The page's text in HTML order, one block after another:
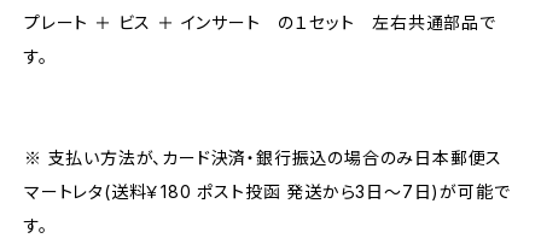
プレート ＋ ビス ＋ インサート の１セット 左右共通部品で
す。
※ 支払い方法が、カード決済・銀行振込の場合のみ日本郵便ス
マートレタ(送料￥180 ポスト投函 発送から3日〜7日)が可能で
す。